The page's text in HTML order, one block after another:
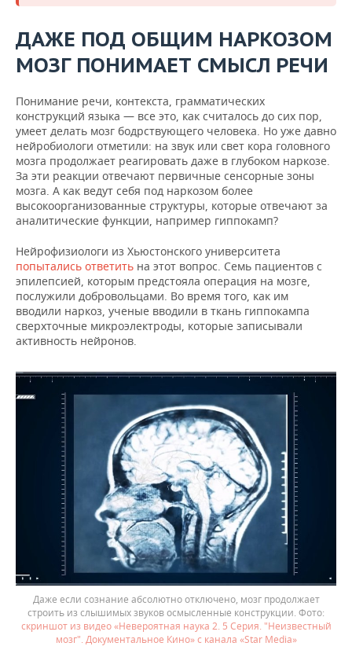
ДАЖЕ ПОД ОБЩИМ НАРКОЗОМ
МОЗГ ПОНИМАЕТ СМЫСЛ РЕЧИ
Понимание речи, контекста, грамматических
конструкций языка — все это, как считалось до сих пор,
умеет делать мозг бодрствующего человека. Но уже давно
нейробиологи отметили: на звук или свет кора головного
мозга продолжает реагировать даже в глубоком наркозе.
За эти реакции отвечают первичные сенсорные зоны
мозга. А как ведут себя под наркозом более
высокоорганизованные структуры, которые отвечают за
аналитические функции, например гиппокамп?
Нейрофизиологи из Хьюстонского университета
попытались ответить на этот вопрос. Семь пациентов с
эпилепсией, которым предстояла операция на мозге,
послужили добровольцами. Во время того, как им
вводили наркоз, ученые вводили в ткань гиппокампа
сверхточные микроэлектроды, которые записывали
активность нейронов.
Даже если сознание абсолютно отключено, мозг продолжает
строить из слышимых звуков осмысленные конструкции.
скриншот из видео «Невероятная наука 2. 5 Серия. "Неизвестный
мозг". Документальное Кино» с канала «Star Media»